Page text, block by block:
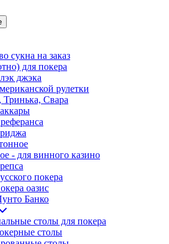
сукна на заказ
для покера
джэка
рулетки
Свара
- для винного казино
покера
оазис
Банко
столы для покера
столы